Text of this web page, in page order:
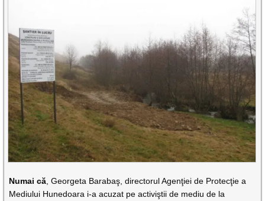
Numai că , Georgeta Barabaş, directorul Agenţiei de Protecţie a
Mediului Hunedoara i-a acuzat pe activiştii de mediu de la